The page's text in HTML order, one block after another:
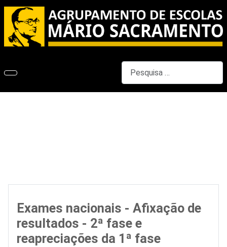
Exames nacionais - Afixação de
resultados - 2ª fase e
reapreciações da 1ª fase